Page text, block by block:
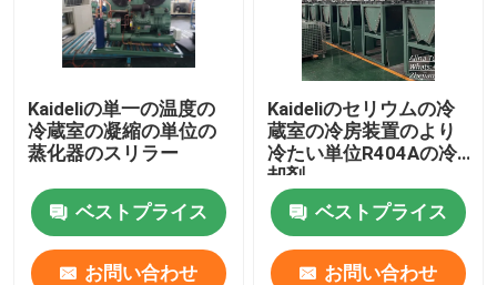
Kaideliの単一の温度の
冷蔵室の凝縮の単位の
蒸化器のスリラー
ベストプライス
お問い合わせ
Kaideliのセリウムの冷
蔵室の冷房装置のより
冷たい単位R404Aの冷
却剤
ベストプライス
お問い合わせ